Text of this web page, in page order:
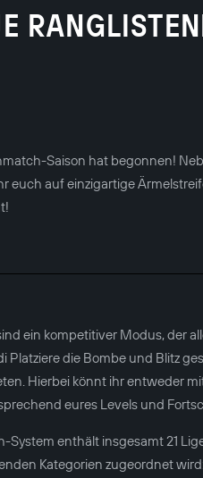
Saison hat begonnen!
euch auf einzigartige
ein kompetitiver Modus, der
die Bombe und Blitz
Hierbei könnt ihr entweder
eures Levels und
System enthält insgesamt 21
Kategorien zugeordnet